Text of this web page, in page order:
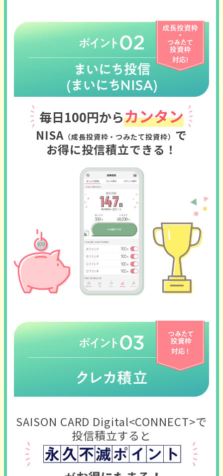
毎日100円からカンタン
NISA （成長投資枠・つみたて投資枠） で
お得に投信積立できる！
SAISON CARD Digital<CONNECT>で
投信積立すると